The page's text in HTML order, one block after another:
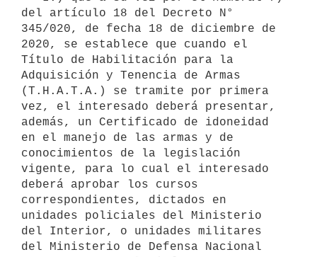
del artículo 18 del Decreto N°
345/020, de fecha 18 de diciembre de
2020, se establece que cuando el
Título de Habilitación para la
Adquisición y Tenencia de Armas
(T.H.A.T.A.) se tramite por primera
vez, el interesado deberá presentar,
además, un Certificado de idoneidad
en el manejo de las armas y de
conocimientos de la legislación
vigente, para lo cual el interesado
deberá aprobar los cursos
correspondientes, dictados en
unidades policiales del Ministerio
del Interior, o unidades militares
del Ministerio de Defensa Nacional